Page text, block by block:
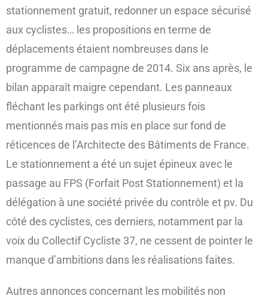
stationnement gratuit, redonner un espace sécurisé
aux cyclistes… les propositions en terme de
déplacements étaient nombreuses dans le
programme de campagne de 2014. Six ans après, le
bilan apparaît maigre cependant. Les panneaux
fléchant les parkings ont été plusieurs fois
mentionnés mais pas mis en place sur fond de
réticences de l’Architecte des Bâtiments de France.
Le stationnement a été un sujet épineux avec le
passage au FPS (Forfait Post Stationnement) et la
délégation à une société privée du contrôle et pv. Du
côté des cyclistes, ces derniers, notamment par la
voix du Collectif Cycliste 37, ne cessent de pointer le
manque d’ambitions dans les réalisations faites.
Autres annonces concernant les mobilités non